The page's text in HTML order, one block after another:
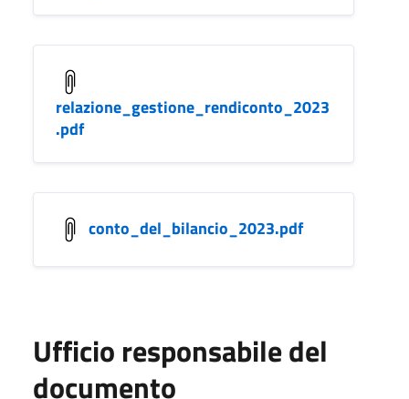
relazione_gestione_rendiconto_2023
.pdf
conto_del_bilancio_2023.pdf
Ufficio responsabile del
documento